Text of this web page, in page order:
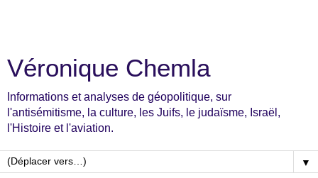
Véronique Chemla
Informations et analyses de géopolitique, sur
l'antisémitisme, la culture, les Juifs, le judaïsme, Israël,
l'Histoire et l'aviation.
▼